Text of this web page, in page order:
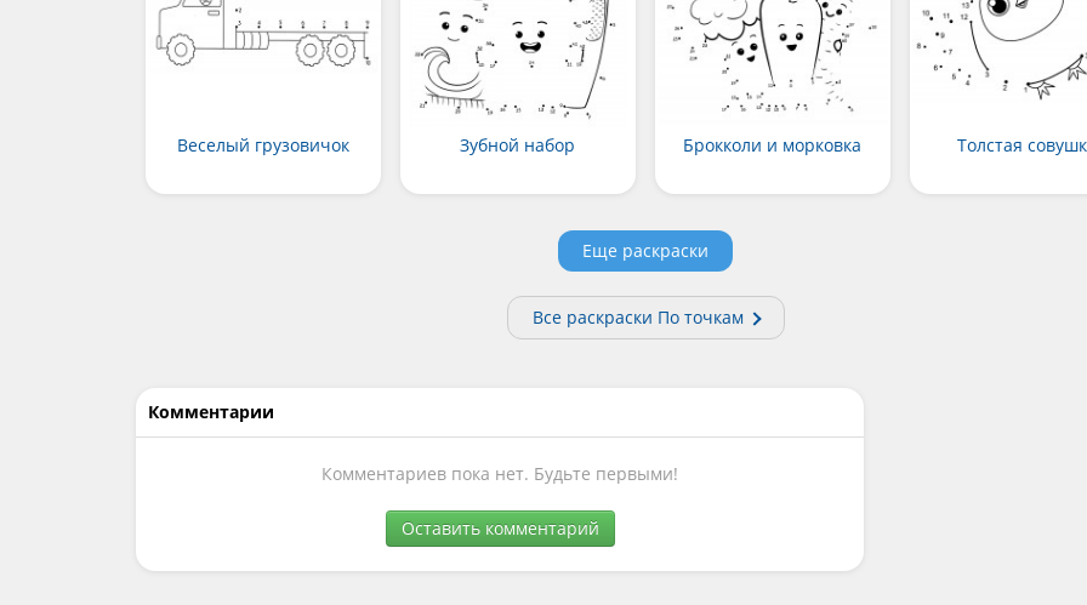
Веселый грузовичок Зубной набор Брокколи и морковка Толстая
Еще раскраски
Все раскраски По точкам
Комментарии
Комментариев пока нет. Будьте первыми!
Оставить комментарий